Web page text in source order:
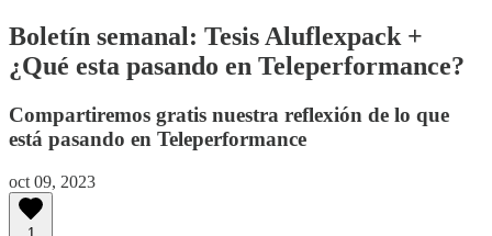
Boletín semanal: Tesis Aluflexpack +
¿Qué esta pasando en Teleperformance?
Compartiremos gratis nuestra reflexión de lo que
está pasando en Teleperformance
oct 09, 2023